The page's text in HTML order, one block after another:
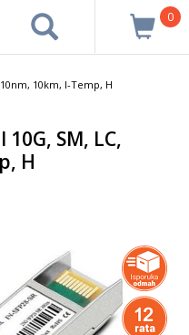
0
10km, I-Temp, H
SM, LC,
H